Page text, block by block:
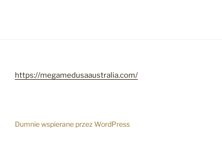
https://megamedusaaustralia.com/
Dumnie wspierane przez WordPress